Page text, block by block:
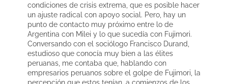
condiciones de crisis extrema, que es posible hacer
un ajuste radical con apoyo social. Pero, hay un
punto de contacto muy próximo entre lo de
Argentina con Milei y lo que sucedía con Fujimori.
Conversando con el sociólogo Francisco Durand,
estudioso que conocía muy bien a las élites
peruanas, me contaba que, hablando con
empresarios peruanos sobre el golpe de Fujimori, la
percepción que estos tenían, a comienzos de los